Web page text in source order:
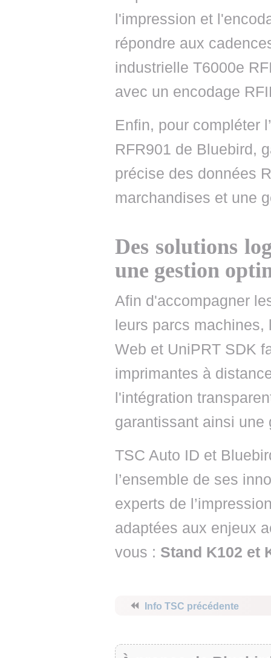
l'impression et
répondre aux
industrielle T6000e
avec un encodage
Enfin, pour compléter
RFR901 de Bluebird,
précise des données
marchandises et une
Des solutions
une gestion
Afin d'accompagner
leurs parcs
Web et UniPRT SDK
imprimantes à
l'intégration
garantissant ainsi une
TSC Auto ID et
l’ensemble de ses
experts de
adaptées aux enjeux
vous : Stand K102 et
⏪ Info TSC précédente